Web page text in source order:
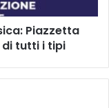
Piazzetta
tutti i tipi